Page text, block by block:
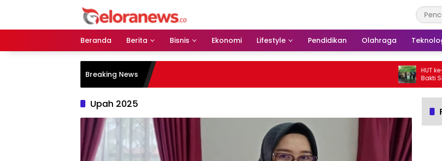
Beranda
Berita Bisnis Ekonomi Lifestyle Pendidikan Olahraga
Breaking News
HUT ke-
Bakti
Langgar
Upah 2025